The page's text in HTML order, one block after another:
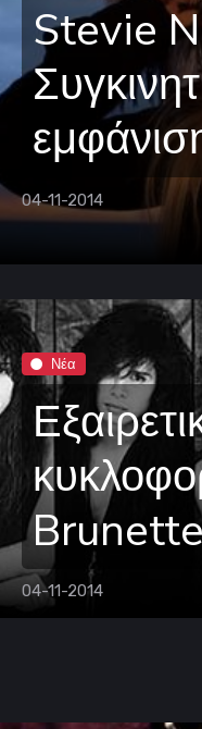
Stevie
04-11-2014
Νέα
04-11-2014